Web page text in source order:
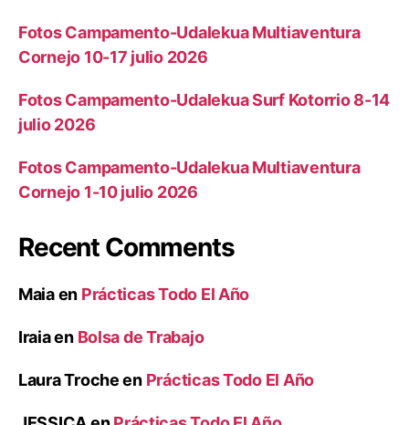
Fotos Campamento-Udalekua Multiaventura
Cornejo 10-17 julio 2026
Fotos Campamento-Udalekua Surf Kotorrio 8-14
julio 2026
Fotos Campamento-Udalekua Multiaventura
Cornejo 1-10 julio 2026
Recent Comments
Maiaen Prácticas Todo El Año
Iraiaen Bolsa de Trabajo
Laura Trocheen Prácticas Todo El Año